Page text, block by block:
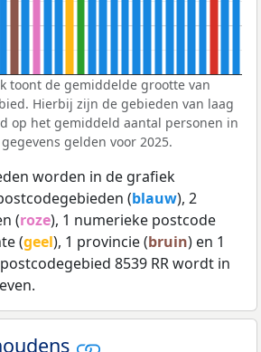
toont de gemiddelde grootte van
Hierbij zijn de gebieden van laag
op het gemiddeld aantal personen in
gelden voor 2025.
worden in de grafiek
(blauw), 2
(roze), 1 numerieke postcode
(geel), 1 provincie (bruin) en 1
8539 RR wordt in